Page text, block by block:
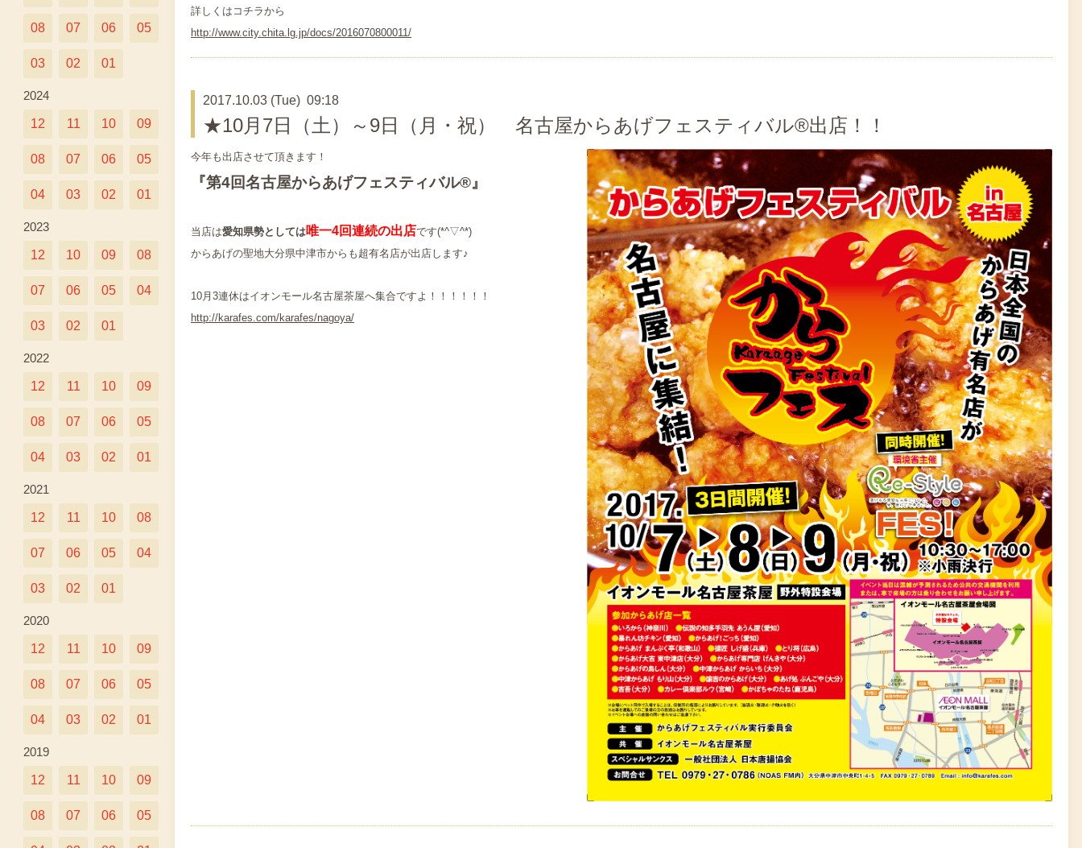
詳しくはコチラから
http://www.city.chita.lg.jp/docs/2016070800011/
2017.10.03 (Tue) 09:18
★10月7日（土）～9日（月・祝） 名古屋からあげフェスティバル®出店！！
今年も出店させて頂きます！
『第4回名古屋からあげフェスティバル®』
当店は愛知県勢としては唯一4回連続の出店です(*^▽^*)
からあげの聖地大分県中津市からも超有名店が出店します♪
10月3連休はイオンモール名古屋茶屋へ集合ですよ！！！！！！
http://karafes.com/karafes/nagoya/
08 07 06 05
03 02 01
2024
12 11 10 09
08 07 06 05
04 03 02 01
2023
12 10 09 08
07 06 05 04
03 02 01
2022
12 11 10 09
08 07 06 05
04 03 02 01
2021
12 11 10 08
07 06 05 04
03 02 01
2020
12 11 10 09
08 07 06 05
04 03 02 01
2019
12 11 10 09
08 07 06 05